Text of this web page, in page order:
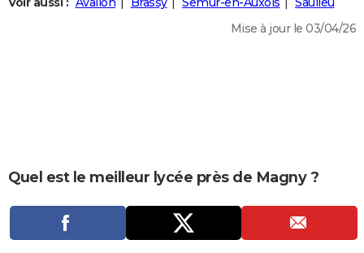
CARTE DE VOEUX
Carte de Noël
Carte Bonne année
Carte Saint-Valentin
Carte Pâques
Carte d'anniversaire
DICTIONNAIRE
Mise à jour le 03/04/26
Quel est le meilleur lycée près de Magny ?